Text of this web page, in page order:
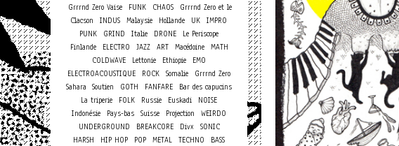
Grrrnd Zero Vaise
FUNK CHAOS
Grrrnd Zero et le
Clacson
INDUS Malaysie Hollande UK
IMPRO
PUNK
GRIND Italie DRONE
Le Periscope
Finlande
ELECTRO JAZZ ART Macédoine
MATH
COLDWAVE
Lettonie Ethiopie
EMO
ELECTROACOUSTIQUE
ROCK Somalie
Grrrnd Zero
Sahara Soutien GOTH FANFARE
Bar des capucins
La triperie
FOLK Russie Euskadi
NOISE
Indonésie
Pays-bas Suisse Projection
WEIRDO
UNDERGROUND
BREAKCORE Divx
SONIC
HARSH
HIP HOP POP METAL TECHNO
BASS